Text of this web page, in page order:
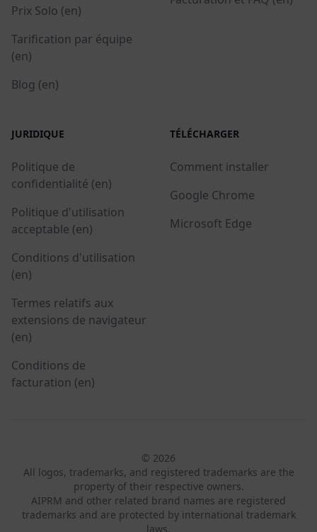
Prix Solo (en)
Tarification par équipe
(en)
Blog (en)
JURIDIQUE
Politique de
confidentialité (en)
Politique d'utilisation
acceptable (en)
Conditions d'utilisation
(en)
Termes relatifs aux
extensions de navigateur
(en)
Conditions de
facturation (en)
TÉLÉCHARGER
Comment installer
Google Chrome
Microsoft Edge
© 2026
All logos, trademarks, and registered trademarks are the
property of their respective owners.
AIPRM and other related brand names are registered
trademarks and are protected by international trademark
laws.